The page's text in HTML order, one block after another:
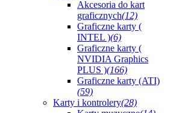
Akcesoria do kart
graficznych(12)
Graficzne karty (
INTEL )(6)
Graficzne karty (
NVIDIA Graphics
PLUS )(166)
Graficzne karty (ATI)
(59)
Karty i kontrolery(28)